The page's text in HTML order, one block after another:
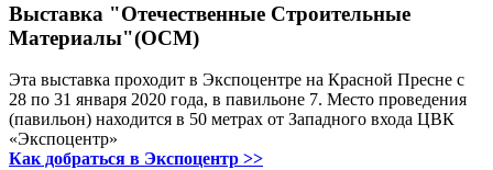
Выставка "Отечественные Строительные
Материалы"(ОСМ)
Эта выставка проходит в Экспоцентре на Красной Пресне с
28 по 31 января 2020 года, в павильоне 7. Место проведения
(павильон) находится в 50 метрах от Западного входа ЦВК
«Экспоцентр»
Как добраться в Экспоцентр >>